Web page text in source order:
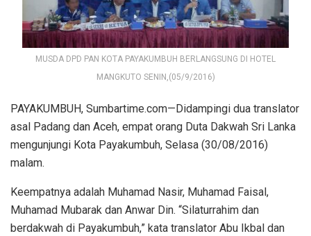
MUSDA DPD PAN KOTA PAYAKUMBUH BERLANGSUNG DI HOTEL
MANGKUTO SENIN,(05/9/2016)
PAYAKUMBUH, Sumbartime.com—Didampingi dua translator
asal Padang dan Aceh, empat orang Duta Dakwah Sri Lanka
mengunjungi Kota Payakumbuh, Selasa (30/08/2016)
malam.
Keempatnya adalah Muhamad Nasir, Muhamad Faisal,
Muhamad Mubarak dan Anwar Din. “Silaturrahim dan
berdakwah di Payakumbuh,” kata translator Abu Ikbal dan